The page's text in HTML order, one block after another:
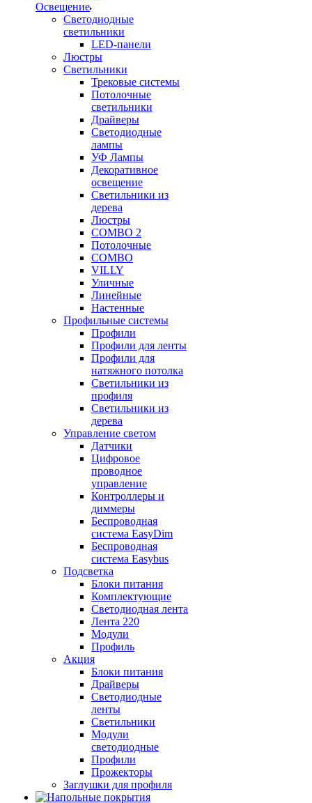
Освещение
Светодиодные
светильники
LED-панели
Люстры
Светильники
Трековые системы
Потолочные
светильники
Драйверы
Светодиодные
лампы
УФ Лампы
Декоративное
освещение
Светильники из
дерева
Люстры
COMBO 2
Потолочные
COMBO
VILLY
Уличные
Линейные
Настенные
Профильные системы
Профили
Профили для ленты
Профили для
натяжного потолка
Светильники из
профиля
Светильники из
дерева
Управление светом
Датчики
Цифровое
проводное
управление
Контроллеры и
диммеры
Беспроводная
система EasyDim
Беспроводная
система Easybus
Подсветка
Блоки питания
Комплектующие
Светодиодная лента
Лента 220
Модули
Профиль
Акция
Блоки питания
Драйверы
Светодиодные
ленты
Светильники
Модули
светодиодные
Профили
Прожекторы
Заглушки для профиля